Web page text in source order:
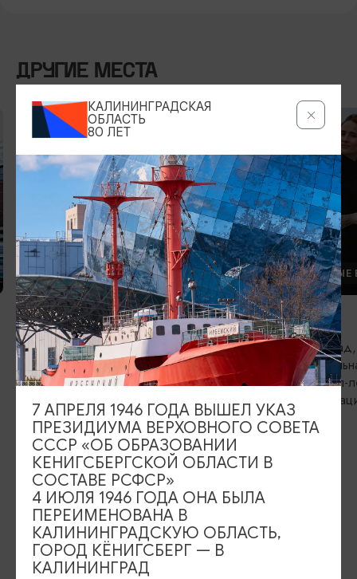
ДРУГИЕ МЕСТА
ЛОКАЛЬНЫЕ БРЕНДЫ
Магазин марципана M. Zappa
Калининград, ул. Виктора Гюго, 1;
Рыбная деревня, ул. Октябрьская, 8
ЛОКАЛЬНЫЕ
MÍDITI
Ул.
Ул. Генерал-
Ул.
ИЩИТЕ ТАКЖЕ НА НАШЕМ САЙТЕ
Серебряное ожерелье
Туры и экскурсии
Афиша мероприятий
КАЛИНИНГРАДСКАЯ
ОБЛАСТЬ
80 ЛЕТ
7 АПРЕЛЯ 1946 ГОДА ВЫШЕЛ УКАЗ
ПРЕЗИДИУМА ВЕРХОВНОГО СОВЕТА
СССР «ОБ ОБРАЗОВАНИИ
КЕНИГСБЕРГСКОЙ ОБЛАСТИ В
СОСТАВЕ РСФСР»
4 ИЮЛЯ 1946 ГОДА ОНА БЫЛА
ПЕРЕИМЕНОВАНА В
КАЛИНИНГРАДСКУЮ ОБЛАСТЬ,
ГОРОД КЁНИГСБЕРГ — В
КАЛИНИНГРАД